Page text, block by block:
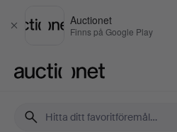
Stäng
Auctionet
Finns på Google Play